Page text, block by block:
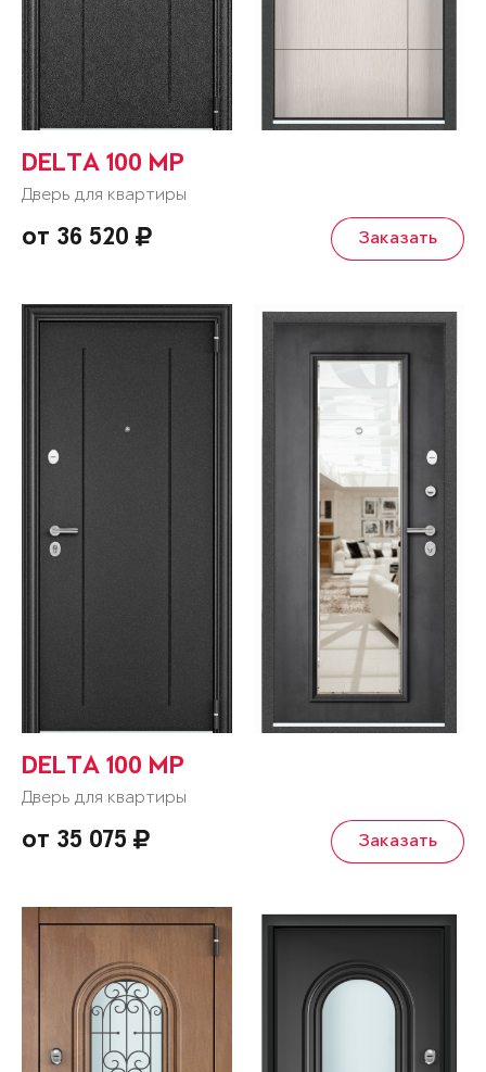
DELTA 100 MP
Дверь для квартиры
от 36 520 Заказать
DELTA 100 MP
Дверь для квартиры
от 35 075 Заказать